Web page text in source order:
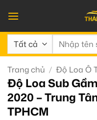
qua
nội
dung
Tìm
Trang chủ / Độ Loa Ô
Độ Loa Sub
2020 – Trung
TPHCM